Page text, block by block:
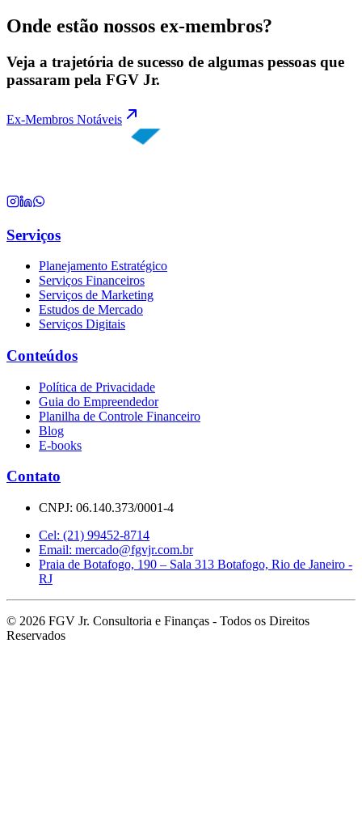
Onde estão nossos ex-membros?
Veja a trajetória de sucesso de algumas pessoas que
passaram pela FGV Jr.
Ex-Membros Notáveis
Serviços
Planejamento Estratégico
Serviços Financeiros
Serviços de Marketing
Estudos de Mercado
Serviços Digitais
Conteúdos
Política de Privacidade
Guia do Empreendedor
Planilha de Controle Financeiro
Blog
E-books
Contato
CNPJ: 06.140.373/0001-4
Cel: (21) 99452-8714
Email: mercado@fgvjr.com.br
Praia de Botafogo, 190 – Sala 313 Botafogo, Rio de Janeiro -
RJ
© 2026 FGV Jr. Consultoria e Finanças - Todos os Direitos
Reservados